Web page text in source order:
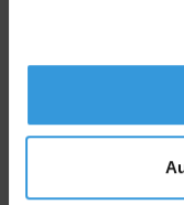
Route de la Chapelle
Tél : 02 32 53 64 34